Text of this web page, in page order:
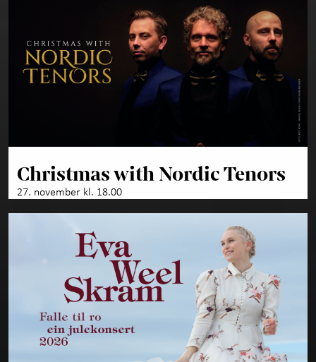
Christmas with Nordic Tenors
27. november kl. 18.00